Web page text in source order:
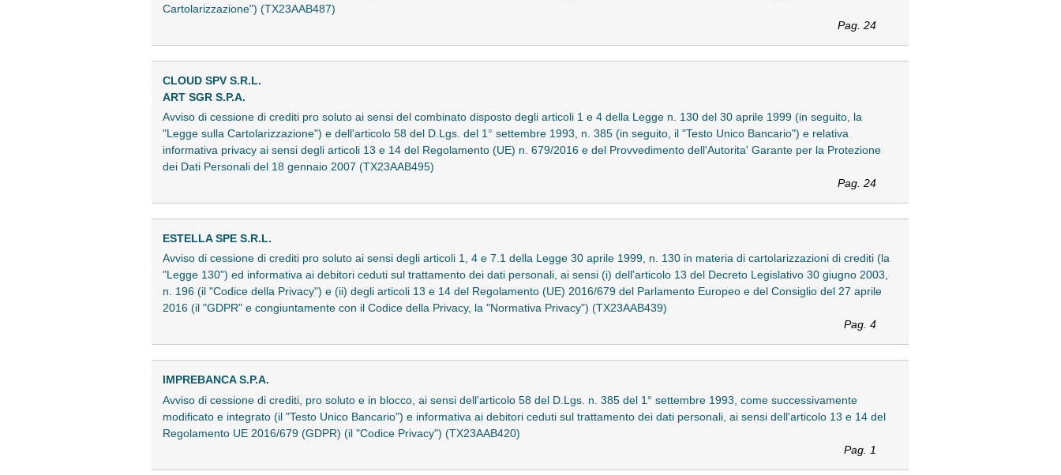
Cartolarizzazione") (TX23AAB487)
Pag. 24
CLOUD SPV S.R.L.
ART SGR S.P.A.
Avviso di cessione di crediti pro soluto ai sensi del combinato disposto degli articoli 1 e 4 della Legge n. 130 del 30 aprile 1999 (in seguito, la
"Legge sulla Cartolarizzazione") e dell'articolo 58 del D.Lgs. del 1° settembre 1993, n. 385 (in seguito, il "Testo Unico Bancario") e relativa
informativa privacy ai sensi degli articoli 13 e 14 del Regolamento (UE) n. 679/2016 e del Provvedimento dell'Autorita' Garante per la Protezione
dei Dati Personali del 18 gennaio 2007 (TX23AAB495)
Pag. 24
ESTELLA SPE S.R.L.
Avviso di cessione di crediti pro soluto ai sensi degli articoli 1, 4 e 7.1 della Legge 30 aprile 1999, n. 130 in materia di cartolarizzazioni di crediti (la
"Legge 130") ed informativa ai debitori ceduti sul trattamento dei dati personali, ai sensi (i) dell'articolo 13 del Decreto Legislativo 30 giugno 2003,
n. 196 (il "Codice della Privacy") e (ii) degli articoli 13 e 14 del Regolamento (UE) 2016/679 del Parlamento Europeo e del Consiglio del 27 aprile
2016 (il "GDPR" e congiuntamente con il Codice della Privacy, la "Normativa Privacy") (TX23AAB439)
Pag. 4
IMPREBANCA S.P.A.
Avviso di cessione di crediti, pro soluto e in blocco, ai sensi dell'articolo 58 del D.Lgs. n. 385 del 1° settembre 1993, come successivamente
modificato e integrato (il "Testo Unico Bancario") e informativa ai debitori ceduti sul trattamento dei dati personali, ai sensi dell'articolo 13 e 14 del
Regolamento UE 2016/679 (GDPR) (il "Codice Privacy") (TX23AAB420)
Pag. 1